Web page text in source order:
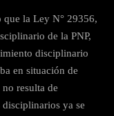
que la Ley N° 29356,
de la PNP,
disciplinario
en situación de
resulta de
ya se